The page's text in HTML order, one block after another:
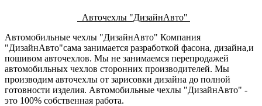
Авточехлы "ДизайнАвто"
Автомобильные чехлы "ДизайнАвто" Компания
"ДизайнАвто"сама занимается разработкой фасона, дизайна,и
пошивом авточехлов. Мы не занимаемся перепродажей
автомобильных чехлов сторонних производителей. Мы
производим авточехлы от зарисовки дизайна до полной
готовности изделия. Автомобильные чехлы "ДизайнАвто" -
это 100% собственная работа.